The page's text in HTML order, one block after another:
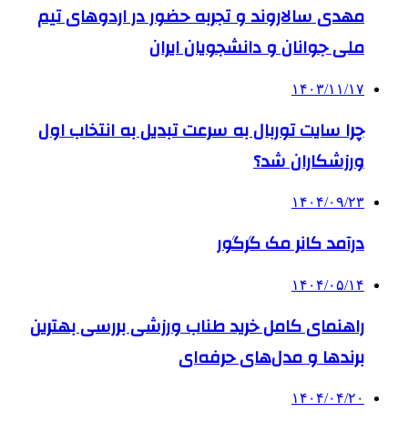
مهدی سالاروند و تجربه حضور در اردوهای تیم
ملی جوانان و دانشجویان ایران
۱۴۰۳/۱۱/۱۷
چرا سایت توربال به ‌سرعت تبدیل به انتخاب اول
ورزشکاران شد؟
۱۴۰۴/۰۹/۲۳
درآمد کانر مک گرگور
۱۴۰۴/۰۵/۱۴
راهنمای کامل خرید طناب ورزشی بررسی بهترین
برندها و مدل‌های حرفه‌ای
۱۴۰۴/۰۴/۲۰